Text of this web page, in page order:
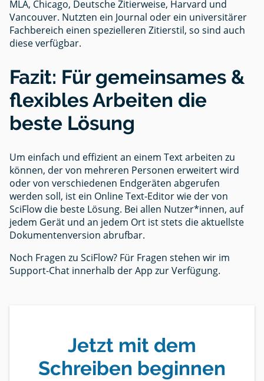
MLA, Chicago, Deutsche Zitierweise, Harvard und
Vancouver. Nutzten ein Journal oder ein universitärer
Fachbereich einen spezielleren Zitierstil, so sind auch
diese verfügbar.
Fazit: Für gemeinsames &
flexibles Arbeiten die
beste Lösung
Um einfach und effizient an einem Text arbeiten zu
können, der von mehreren Personen erweitert wird
oder von verschiedenen Endgeräten abgerufen
werden soll, ist ein Online Text-Editor wie der von
SciFlow die beste Lösung. Bei allen Nutzer*innen, auf
jedem Gerät und an jedem Ort ist stets die aktuellste
Dokumentenversion abrufbar.
Noch Fragen zu SciFlow? Für Fragen stehen wir im
Support-Chat innerhalb der App zur Verfügung.
Jetzt mit dem
Schreiben beginnen